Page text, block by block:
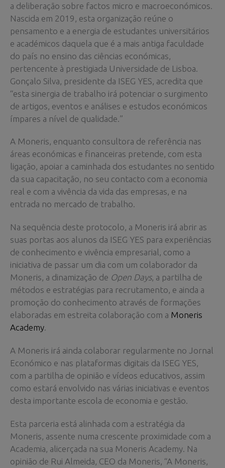
a deliberação sobre factos micro e macroeconómicos.
Nascida em 2019, esta organização reúne o
pensamento e a energia de estudantes universitários
e académicos daquela que é a mais antiga faculdade
do país no ensino das ciências económicas,
pertencente à prestigiada Universidade de Lisboa.
Gonçalo Silva, presidente da ISEG YES, acredita que
“esta sinergia de trabalho irá potenciar o surgimento
de artigos, eventos e análises e estudos económicos
ímpares a nível de qualidade.”
A Moneris, enquanto consultora de referência nas
áreas económicas e financeiras pretende, com esta
ligação, apoiar a caminhada dos estudantes no sentido
da sua capacitação, no seu contacto com a economia
real e com a vivência da vida das empresas, e na
entrada no mercado de trabalho.
Na sequência deste protocolo, a Moneris irá abrir as
suas portas aos alunos da ISEG YES para experiências
de conhecimento e vivência empresarial, como a
iniciativa de passar um dia com um colaborador da
Moneris, a dinamização de Open Days, a partilha de
métodos e estratégias para recrutamento, e ainda a
promoção do conhecimento através de formações
elaboradas em estreita colaboração com a Moneris
Academy.
A Moneris irá ainda colaborar regularmente no Jornal
Económico e nas plataformas digitais da ISEG YES,
com a partilha de opinião e vídeos educativos, assim
como estará envolvido nas várias iniciativas e eventos
desta importante escola de economia e gestão.
Esta parceria está alinhada com a estratégia da
Moneris, assente numa crescente proximidade com a
Academia, alicerçada na sua Moneris Academy. Na
opinião de Rui Almeida, CEO da Moneris, “A Moneris,